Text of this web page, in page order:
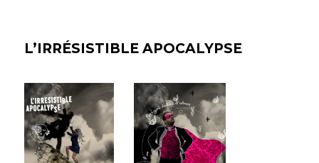
L’IRRÉSISTIBLE APOCALYPSE